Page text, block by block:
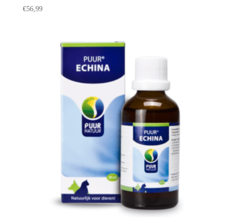
€56,99